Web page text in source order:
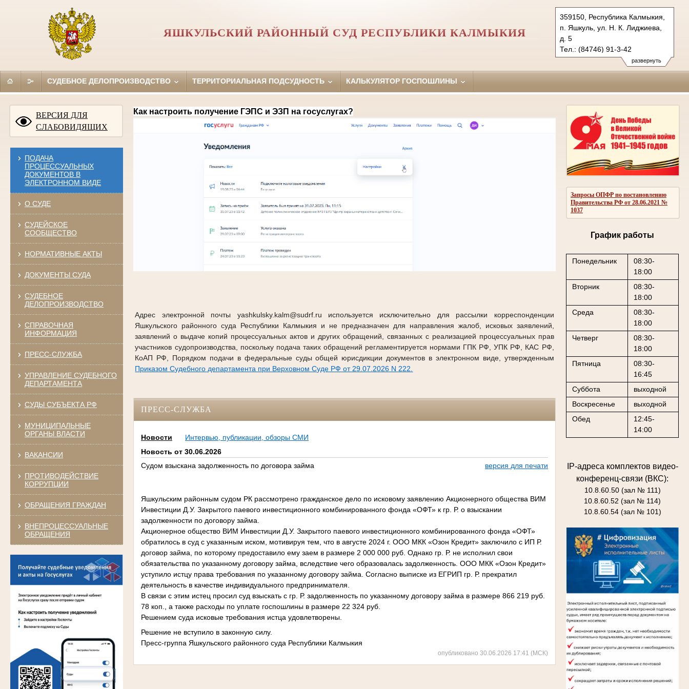
развернуть
359150, Республика Калмыкия,
п. Яшкуль, ул. Н. К. Лиджиева,
д. 5
Тел.: (84746) 91-3-42
yashkulsky.kalm@sudrf.ru
ЯШКУЛЬСКИЙ РАЙОННЫЙ СУД РЕСПУБЛИКИ КАЛМЫКИЯ
СУДЕБНОЕ ДЕЛОПРОИЗВОДСТВО ТЕРРИТОРИАЛЬНАЯ ПОДСУДНОСТЬ КАЛЬКУЛЯТОР ГОСПОШЛИНЫ
ВЕРСИЯ ДЛЯ
СЛАБОВИДЯЩИХ
ПОДАЧА
ПРОЦЕССУАЛЬНЫХ
ДОКУМЕНТОВ В
ЭЛЕКТРОННОМ ВИДЕ
О СУДЕ
СУДЕЙСКОЕ
СООБЩЕСТВО
НОРМАТИВНЫЕ АКТЫ
ДОКУМЕНТЫ СУДА
СУДЕБНОЕ
ДЕЛОПРОИЗВОДСТВО
СПРАВОЧНАЯ
ИНФОРМАЦИЯ
ПРЕСС-СЛУЖБА
УПРАВЛЕНИЕ СУДЕБНОГО
ДЕПАРТАМЕНТА
СУДЫ СУБЪЕКТА РФ
МУНИЦИПАЛЬНЫЕ
ОРГАНЫ ВЛАСТИ
ВАКАНСИИ
ПРОТИВОДЕЙСТВИЕ
КОРРУПЦИИ
ОБРАЩЕНИЯ ГРАЖДАН
ВНЕПРОЦЕССУАЛЬНЫЕ
ОБРАЩЕНИЯ
Запросы ОПФР по постановлению
Правительства РФ от 28.06.2021 №
1037
График работы
Понедельник
08:30-
18:00
Вторник
08:30-
18:00
Среда
08:30-
18:00
Четверг
08:30-
18:00
Пятница
08:30-
16:45
Суббота
выходной
Воскресенье
выходной
Обед
12:45-
14:00
IP-адреса комплектов видео-
конференц-связи (ВКС):
10.8.60.50 (зал № 111)
10.8.60.52 (зал № 114)
10.8.60.54 (зал № 101)
Как настроить получение ГЭПС и ЭЗП на госуслугах?
Адрес электронной почты yashkulsky.kalm@sudrf.ru используется исключительно для рассылки корреспонденции
Яшкульского районного суда Республики Калмыкия и не предназначен для направления жалоб, исковых заявлений,
заявлений о выдаче копий процессуальных актов и других обращений, связанных с реализацией процессуальных прав
участников судопроизводства, поскольку подача таких обращений регламентируется нормами ГПК РФ, УПК РФ, КАС РФ,
КоАП РФ, Порядком подачи в федеральные суды общей юрисдикции документов в электронном виде, утвержденным
Приказом Судебного департамента при Верховном Суде РФ от 29.07.2026 N 222.
ПРЕСС-СЛУЖБА
Новости
Интервью, публикации, обзоры СМИ
Новость от 30.06.2026
Судом взыскана задолженность по договора займа
версия для печати
Яшкульским районным судом РК рассмотрено гражданское дело по исковому заявлению Акционерного общества ВИМ
Инвестиции Д.У. Закрытого паевого инвестиционного комбинированного фонда «ОФТ» к гр. Р. о взыскании
задолженности по договору займа.
Акционерное общество ВИМ Инвестиции Д.У. Закрытого паевого инвестиционного комбинированного фонда «ОФТ»
обратилось в суд с указанным иском, мотивируя тем, что в августе 2024 г. ООО МКК «Озон Кредит» заключило с ИП Р.
договор займа, по которому предоставило ему заем в размере 2 000 000 руб. Однако гр. Р. не исполнил свои
обязательства по указанному договору займа, вследствие чего образовалась задолженность. ООО МКК «Озон Кредит»
уступило истцу права требования по указанному договору займа. Согласно выписке из ЕГРИП гр. Р. прекратил
деятельность в качестве индивидуального предпринимателя.
В связи с этим истец просил суд взыскать с гр. Р. задолженность по указанному договору займа в размере 866 219 руб.
78 коп., а также расходы по уплате госпошлины в размере 22 324 руб.
Решением суда исковые требования истца удовлетворены.
Решение не вступило в законную силу.
Пресс-группа Яшкульского районного суда Республики Калмыкия
опубликовано 30.06.2026 17:41 (МСК)